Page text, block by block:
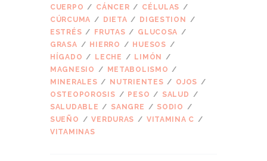
CUERPO
CÁNCER
CÉLULAS
CÚRCUMA
DIETA
DIGESTION
ESTRÉS
FRUTAS
GLUCOSA
GRASA
HIERRO
HUESOS
HÍGADO
LECHE
LIMÓN
MAGNESIO
METABOLISMO
MINERALES
NUTRIENTES
OJOS
OSTEOPOROSIS
PESO
SALUD
SALUDABLE
SANGRE
SODIO
SUEÑO
VERDURAS
VITAMINA C
VITAMINAS